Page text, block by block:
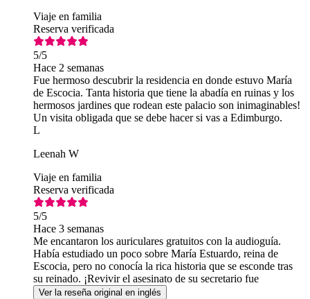
Viaje en familia
Reserva verificada
5/5
Hace 2 semanas
Fue hermoso descubrir la residencia en donde estuvo María
de Escocia. Tanta historia que tiene la abadía en ruinas y los
hermosos jardines que rodean este palacio son inimaginables!
Un visita obligada que se debe hacer si vas a Edimburgo.
L
Leenah W
Viaje en familia
Reserva verificada
5/5
Hace 3 semanas
Me encantaron los auriculares gratuitos con la audioguía.
Había estudiado un poco sobre María Estuardo, reina de
Escocia, pero no conocía la rica historia que se esconde tras
su reinado. ¡Revivir el asesinato de su secretario fue
alucinante!
Ver la reseña original en inglés